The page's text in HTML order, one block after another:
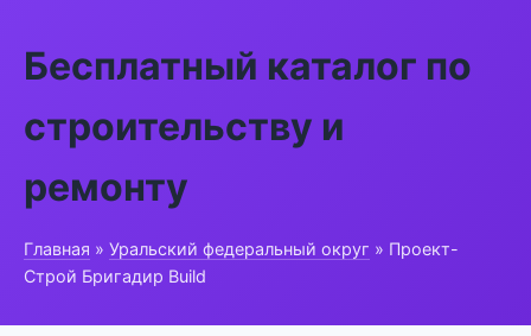
Бесплатный каталог по
строительству и
ремонту
Главная » Уральский федеральный округ » Проект-
Строй Бригадир Build